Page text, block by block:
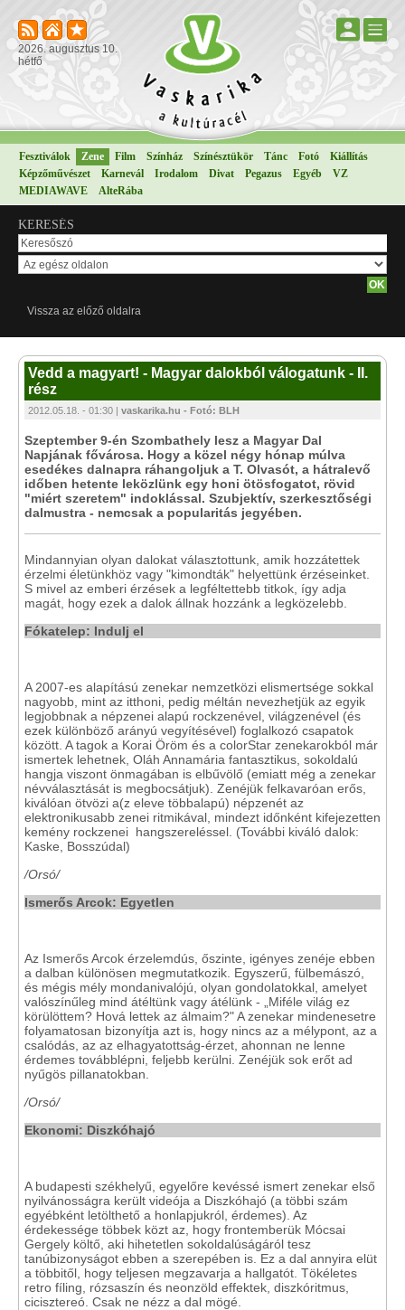
2026. augusztus 10.
hétfő
Fesztiválok Zene Film Színház Színésztükör Tánc Fotó
Kiállítás
Képzőművészet
Karnevál Irodalom Divat Pegazus Egyéb
VZ
MEDIAWAVE
AlteRába
KERESÉS
Vissza az előző oldalra
Vedd a magyart! - Magyar dalokból válogatunk - II.
rész
2012.05.18. - 01:30 | vaskarika.hu - Fotó: BLH
Szeptember 9-én Szombathely lesz a Magyar Dal
Napjának fővárosa. Hogy a közel négy hónap múlva
esedékes dalnapra ráhangoljuk a T. Olvasót, a hátralevő
időben hetente leközlünk egy honi ötösfogatot, rövid
"miért szeretem" indoklással. Szubjektív, szerkesztőségi
dalmustra - nemcsak a popularitás jegyében.
Mindannyian olyan dalokat választottunk, amik hozzátettek
érzelmi életünkhöz vagy "kimondták" helyettünk érzéseinket.
S mivel az emberi érzések a legféltettebb titkok, így adja
magát, hogy ezek a dalok állnak hozzánk a legközelebb.
Fókatelep: Indulj el
A 2007-es alapítású zenekar nemzetközi elismertsége sokkal
nagyobb, mint az itthoni, pedig méltán nevezhetjük az egyik
legjobbnak a népzenei alapú rockzenével, világzenével (és
ezek különböző arányú vegyítésével) foglalkozó csapatok
között. A tagok a Korai Öröm és a colorStar zenekarokból már
ismertek lehetnek, Oláh Annamária fantasztikus, sokoldalú
hangja viszont önmagában is elbűvölő (emiatt még a zenekar
névválasztását is megbocsátjuk). Zenéjük felkavaróan erős,
kiválóan ötvözi a(z eleve többalapú) népzenét az
elektronikusabb zenei ritmikával, mindezt időnként kifejezetten
kemény rockzenei hangszereléssel. (További kiváló dalok:
Kaske, Bosszúdal)
/Orsó/
Ismerős Arcok: Egyetlen
Az Ismerős Arcok érzelemdús, őszinte, igényes zenéje ebben
a dalban különösen megmutatkozik. Egyszerű, fülbemászó,
és mégis mély mondanivalójú, olyan gondolatokkal, amelyet
valószínűleg mind átéltünk vagy átélünk - „Miféle világ ez
körülöttem? Hová lettek az álmaim?" A zenekar mindenesetre
folyamatosan bizonyítja azt is, hogy nincs az a mélypont, az a
csalódás, az az elhagyatottság-érzet, ahonnan ne lenne
érdemes továbblépni, feljebb kerülni. Zenéjük sok erőt ad
nyűgös pillanatokban.
/Orsó/
Ekonomi: Diszkóhajó
A budapesti székhelyű, egyelőre kevéssé ismert zenekar első
nyilvánosságra került videója a Diszkóhajó (a többi szám
egyébként letölthető a honlapjukról, érdemes). Az
érdekessége többek közt az, hogy frontemberük Mócsai
Gergely költő, aki hihetetlen sokoldalúságáról tesz
tanúbizonyságot ebben a szerepében is. Ez a dal annyira elüt
a többitől, hogy teljesen megzavarja a hallgatót. Tökéletes
retro fíling, rózsaszín és neonzöld effektek, diszkóritmus,
cicisztereó. Csak ne nézz a dal mögé.